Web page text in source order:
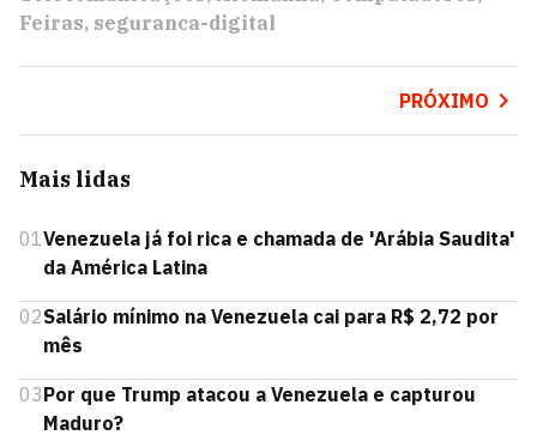
Feiras seguranca-digital
PRÓXIMO
Mais lidas
01Venezuela já foi rica e chamada de 'Arábia Saudita'
da América Latina
02Salário mínimo na Venezuela cai para R$ 2,72 por
mês
03Por que Trump atacou a Venezuela e capturou
Maduro?